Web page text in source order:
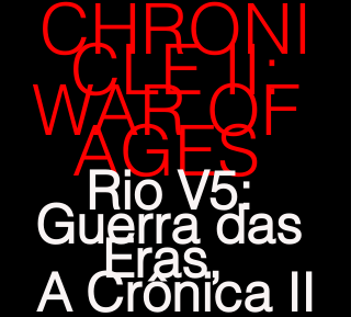
CHRONI
CLE II:
WAR OF
AGES
Rio V5:
Guerra das
Eras,
A Crônica II